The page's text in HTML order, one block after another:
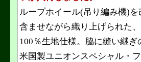
ループホイール(吊り編み機)
含ませながら織り上げられた
100％生地仕様。脇に縫い継
米国製ユニオンスペシャル・